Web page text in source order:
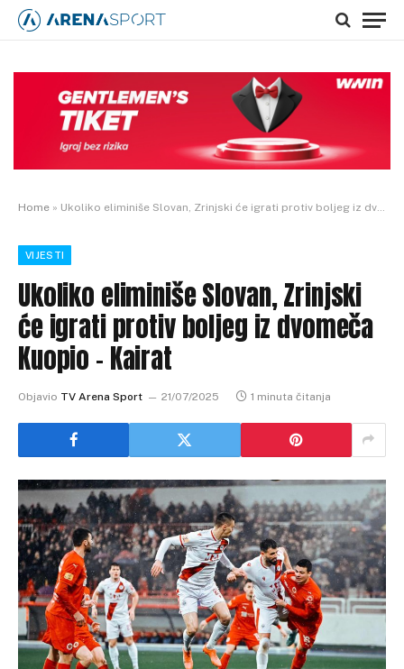
Home » Ukoliko eliminiše Slovan, Zrinjski će igrati protiv boljeg iz dvomeča Kuopio – Kairat
VIJESTI
Ukoliko eliminiše Slovan, Zrinjski
će igrati protiv boljeg iz dvomeča
Kuopio – Kairat
Objavio TV Arena Sport 21/07/2025 1 minuta čitanja